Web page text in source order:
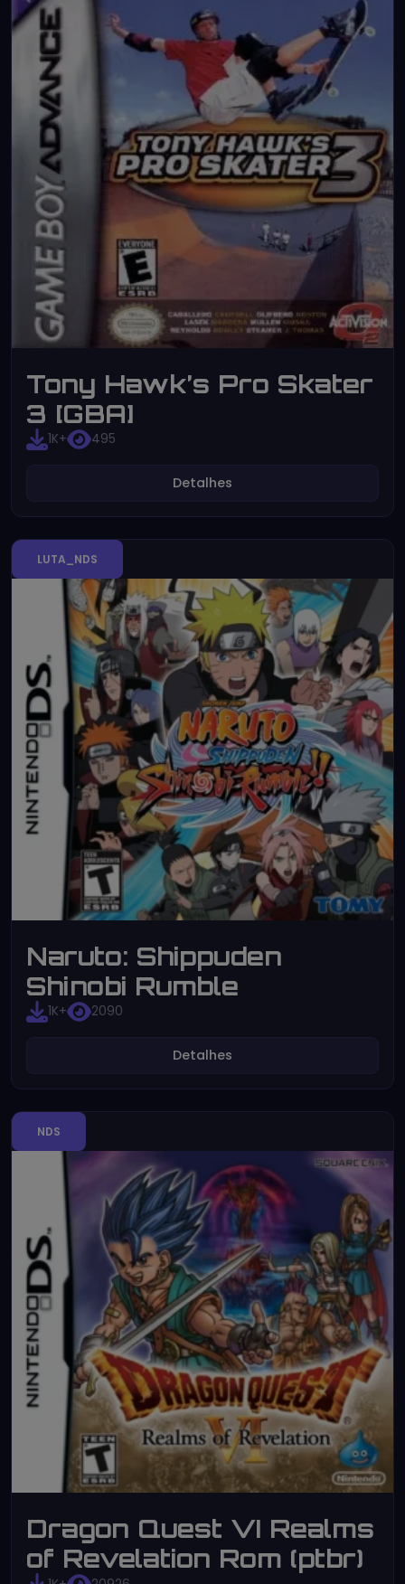
Tony Hawk’s Pro Skater
3 [GBA]
1K+ 495
Detalhes
LUTA_NDS
Naruto: Shippuden
Shinobi Rumble
1K+ 2090
Detalhes
NDS
Dragon Quest VI Realms
of Revelation Rom (ptbr)